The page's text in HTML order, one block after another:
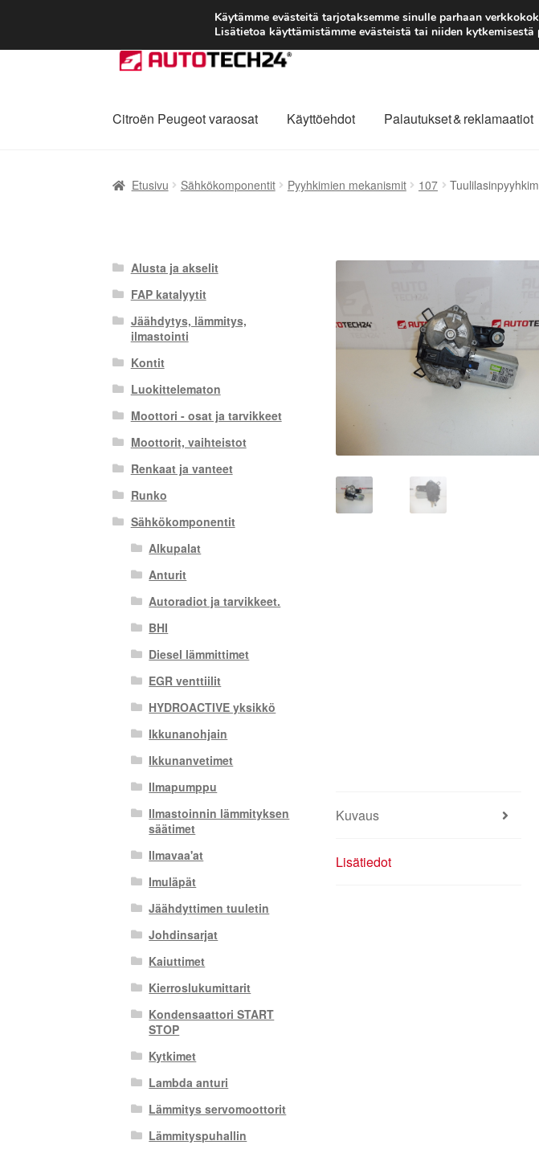
TOIMITUS
Siirry
navigointiin
Siirry
sisältöön
Citroën Peugeot varaosat Käyttöehdot Palautukset & reklamaatiot
Etusivu Sähkökomponentit Pyyhkimien mekanismit 107
Kuvaus
Lisätiedot
Alusta ja akselit
FAP katalyytit
Jäähdytys, lämmitys,
ilmastointi
Kontit
Luokittelematon
Moottori - osat ja tarvikkeet
Moottorit, vaihteistot
Renkaat ja vanteet
Runko
Sähkökomponentit
Alkupalat
Anturit
Autoradiot ja tarvikkeet.
BHI
Diesel lämmittimet
EGR venttiilit
HYDROACTIVE yksikkö
Ikkunanohjain
Ikkunanvetimet
Ilmapumppu
Ilmastoinnin lämmityksen
säätimet
Ilmavaa'at
Imuläpät
Jäähdyttimen tuuletin
Johdinsarjat
Kaiuttimet
Kierroslukumittarit
Kondensaattori START
STOP
Kytkimet
Lambda anturi
Lämmitys servomoottorit
Lämmityspuhallin
Käytämme evästeitä tarjotaksemme sinulle parhaan
Lisätietoa käyttämistämme evästeistä tai niiden